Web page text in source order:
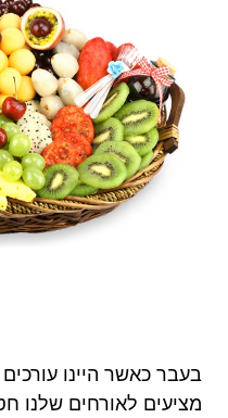
בעבר כאשר היינו
מציעים לאורחים שלנו